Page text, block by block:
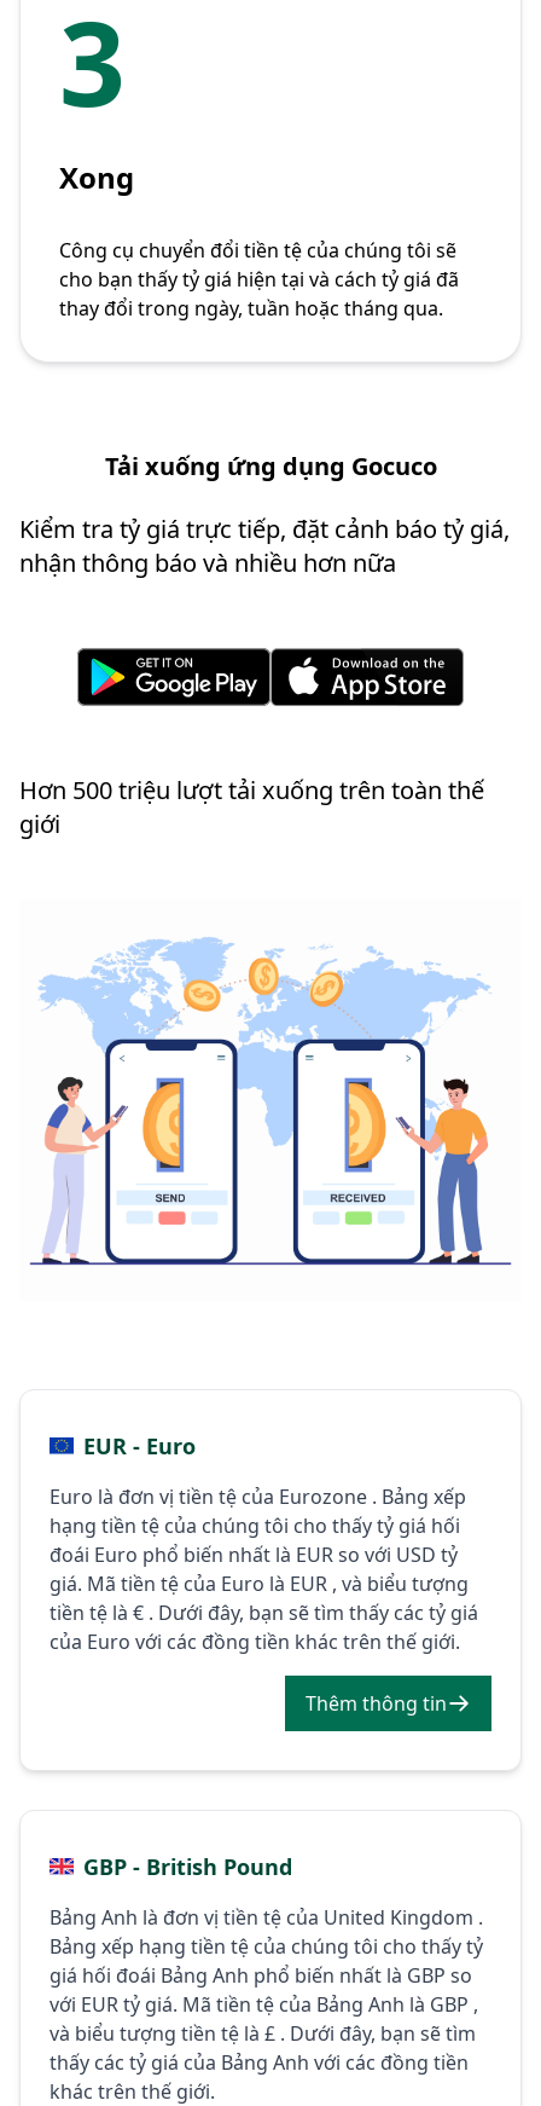
3
Xong
Công cụ chuyển đổi tiền tệ của chúng tôi sẽ
cho bạn thấy tỷ giá hiện tại và cách tỷ giá đã
thay đổi trong ngày, tuần hoặc tháng qua.
Tải xuống ứng dụng Gocuco
Kiểm tra tỷ giá trực tiếp, đặt cảnh báo tỷ giá,
nhận thông báo và nhiều hơn nữa
Hơn 500 triệu lượt tải xuống trên toàn thế
giới
EUR - Euro
Euro là đơn vị tiền tệ của Eurozone . Bảng xếp
hạng tiền tệ của chúng tôi cho thấy tỷ giá hối
đoái Euro phổ biến nhất là EUR so với USD tỷ
giá. Mã tiền tệ của Euro là EUR , và biểu tượng
tiền tệ là € . Dưới đây, bạn sẽ tìm thấy các tỷ giá
của Euro với các đồng tiền khác trên thế giới.
Thêm thông tin
GBP - British Pound
Bảng Anh là đơn vị tiền tệ của United Kingdom .
Bảng xếp hạng tiền tệ của chúng tôi cho thấy tỷ
giá hối đoái Bảng Anh phổ biến nhất là GBP so
với EUR tỷ giá. Mã tiền tệ của Bảng Anh là GBP ,
và biểu tượng tiền tệ là £ . Dưới đây, bạn sẽ tìm
thấy các tỷ giá của Bảng Anh với các đồng tiền
khác trên thế giới.